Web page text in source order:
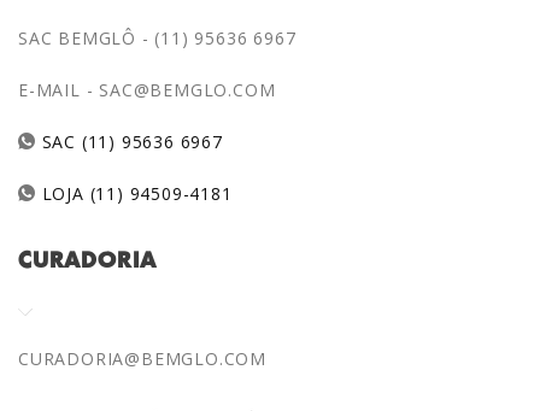
SAC BEMGLÔ - (11) 95636 6967
E-MAIL - SAC@BEMGLO.COM
SAC (11) 95636 6967
LOJA (11) 94509-4181
CURADORIA
CURADORIA@BEMGLO.COM